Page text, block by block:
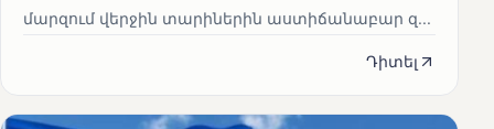
մարզում վերջին տարիներին աստիճանաբար զ...
Դիտել